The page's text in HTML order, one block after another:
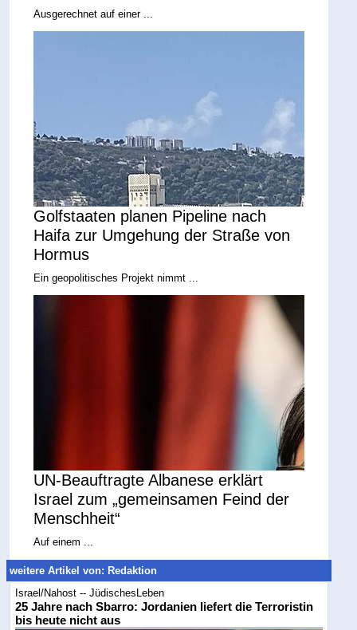
Ausgerechnet auf einer ...
Golfstaaten planen Pipeline nach
Haifa zur Umgehung der Straße von
Hormus
Ein geopolitisches Projekt nimmt ...
UN-Beauftragte Albanese erklärt
Israel zum „gemeinsamen Feind der
Menschheit“
Auf einem ...
weitere Artikel von: Redaktion
Israel/Nahost -- JüdischesLeben
25 Jahre nach Sbarro: Jordanien liefert die Terroristin
bis heute nicht aus